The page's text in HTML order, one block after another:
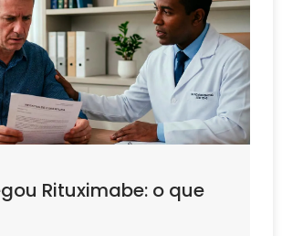
Rituximabe: o que